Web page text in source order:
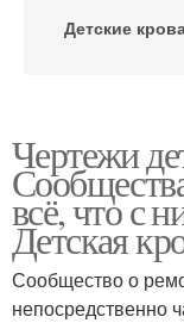
Детские
Чертежи
всё, что с
Детская
Сообщество о
непосредственно